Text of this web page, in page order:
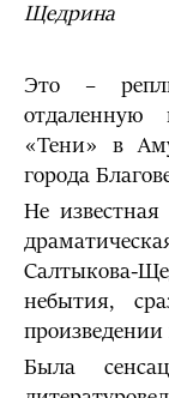
Щедрина
Это –
отдаленную
«Тени» в
города
Не
Салтыкова-
небытия,
Была